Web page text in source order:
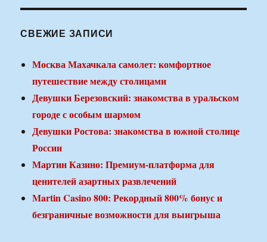
СВЕЖИЕ ЗАПИСИ
Москва Махачкала самолет: комфортное
путешествие между столицами
Девушки Березовский: знакомства в уральском
городе с особым шармом
Девушки Ростова: знакомства в южной столице
России
Мартин Казино: Премиум-платформа для
ценителей азартных развлечений
Martin Casino 800: Рекордный 800% бонус и
безграничные возможности для выигрыша